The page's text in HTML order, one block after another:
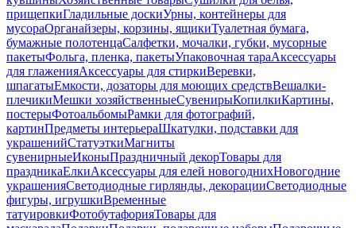
прищепкиГладильные доскиУрны, контейнеры для
мусораОрганайзеры, корзины, ящикиТуалетная бумага,
бумажные полотенцаСалфетки, мочалки, губки, мусорные
пакетыФольга, пленка, пакетыУпаковочная тараАксессуары
для глаженияАксессуары для стиркиВеревки,
шпагатыЕмкости, дозаторы для моющих средствВешалки-
плечикиМешки хозяйственныеСувенирыКопилкиКартины,
постерыФотоальбомыРамки для фотографий,
картинПредметы интерьераШкатулки, подставки для
украшенийСтатуэткиМагниты
сувенирныеИконыПраздничный декорТовары для
праздникаЕлкиАксессуары для елей новогоднихНовогодние
украшенияСветодиодные гирлянды, декорацииСветодиодные
фигуры, игрушкиВременные
татуировкиФотобутафорияТовары для